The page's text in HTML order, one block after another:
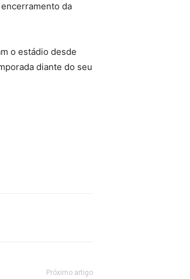
da
o estádio desde
diante do seu
Próximo artigo